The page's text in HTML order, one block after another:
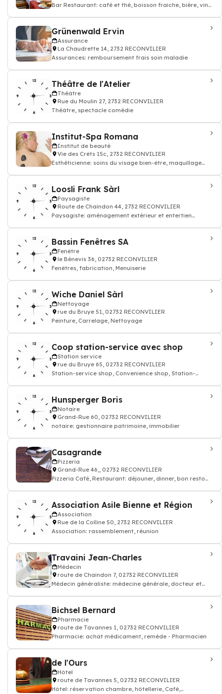
Bar Restaurant: café et thé, boisson fraiche, bière, vin
Grünenwald Ervin
Assurance
La Chaudrette 14, 2732 RECONVILIER
Assurances: remboursement frais soin maladie
Théâtre de l'Atelier
Théâtre
Rue du Moulin 27, 2732 RECONVILIER
Théâtre, spectacle comédie
Institut-Spa Romana
Institut de beauté
Vie des Crêts 15c, 2732 RECONVILIER
Esthéticienne: soins du visage bien-être, maquillage
Loosli Frank Sàrl
Paysagiste
Route de Chaindon 44, 2732 RECONVILIER
Paysagiste: aménagement extérieur et entertien
Bassin Fenêtres SA
Fenêtre
le Bénevis 36, 02732 RECONVILIER
Fenêtres, fabrication, Menuiserie
Wiche Daniel Sàrl
Nettoyage
rue du Bruye 51, 02732 RECONVILIER
Peinture, Carrelage, Nettoyage
Coop station-service avec shop
Station service
rue du Bruye 65, 02732 RECONVILIER
Station-service shop, Convenience shop, Station-
Hunsperger Boris
Notaire
Grand-Rue 60, 02732 RECONVILIER
notaire: gestionnaire patrimoine, immobilier
Casagrande
Pizzeria
Grand-Rue 46,, 02732 RECONVILIER
Pizzeria Café, Restaurant: déjouner, dinner, bon resto
Association Asile Bienne et Région
Association
Rue de la Colline 50, 2732 RECONVILIER
Association: rassemblement, réunion
Travaini Jean-Charles
Médecin
route de Chaindon 7, 02732 RECONVILIER
Médecin généraliste: médecine générale, docteur et
Bichsel Bernard
Pharmacie
route de Tavannes 1, 02732 RECONVILIER
Pharmacie: achat médicament, remède - Pharmacien
de l'Ours
Hôtel
route de Tavannes 5, 02732 RECONVILIER
Hôtel: réservation chambre, hôtellerie, Café,